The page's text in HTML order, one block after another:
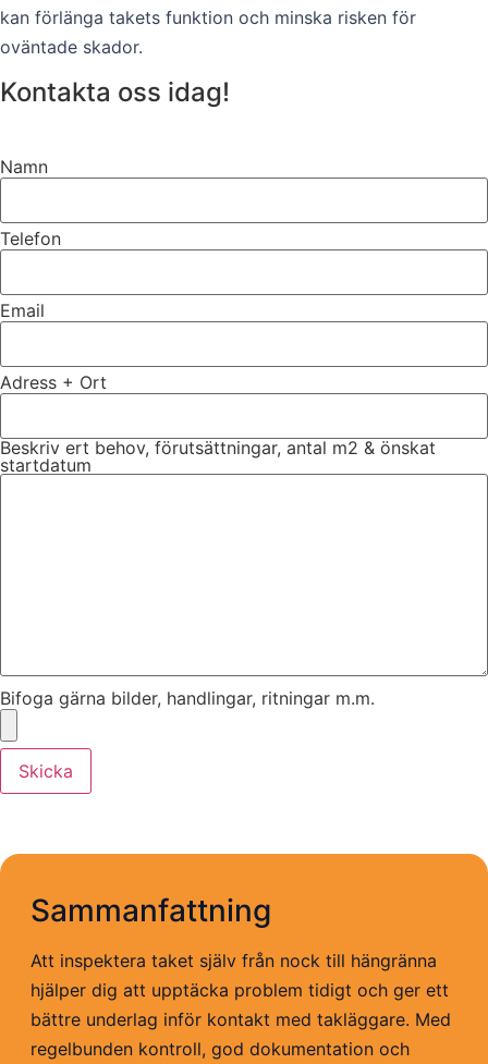
kan förlänga takets funktion och minska risken för
oväntade skador.
Kontakta oss idag!
Namn
Telefon
Email
Adress + Ort
Beskriv ert behov, förutsättningar, antal m2 & önskat
startdatum
Bifoga gärna bilder, handlingar, ritningar m.m.
Skicka
Sammanfattning
Att inspektera taket själv från nock till hängränna
hjälper dig att upptäcka problem tidigt och ger ett
bättre underlag inför kontakt med takläggare. Med
regelbunden kontroll, god dokumentation och